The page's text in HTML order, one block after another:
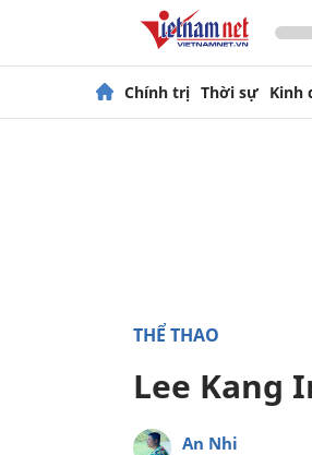
Chính trị Thời sự Kinh
THỂ THAO
Lee Kang
An Nhi